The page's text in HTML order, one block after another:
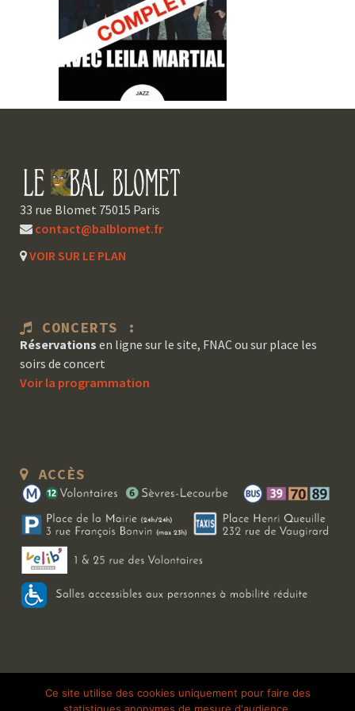
33 rue Blomet 75015 Paris
contact@balblomet.fr
VOIR SUR LE PLAN
CONCERTS :
Réservations en ligne sur le site, FNAC ou sur place les
soirs de concert
Voir la programmation
ACCÈS
Copyright 2026 Le Bal Blomet | Tous droits réservés | Mentions légales
Ce site utilise des cookies uniquement pour faire des